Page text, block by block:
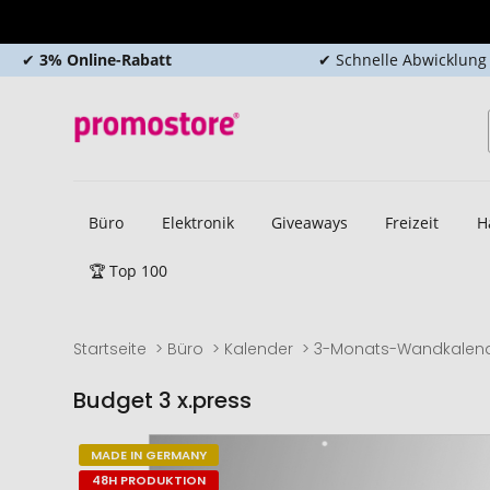
✔ 3% Online-Rabatt ✔ Schnelle Abwicklung
Büro Elektronik Giveaways Freizeit
🏆 Top 100
Startseite Büro Kalender 3-Monats-
Budget 3 x.press
Zum
Ende
Zum
Anfang
MADE IN GERMANY
48H PRODUKTION